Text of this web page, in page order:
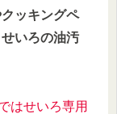
ッキングペ
いろの油汚
はせいろ専用